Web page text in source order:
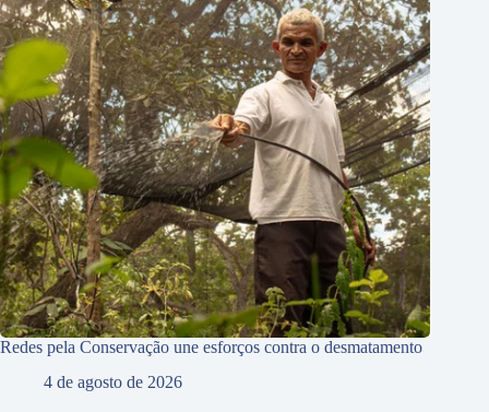
Redes pela Conservação une esforços contra o desmatamento
4 de agosto de 2026